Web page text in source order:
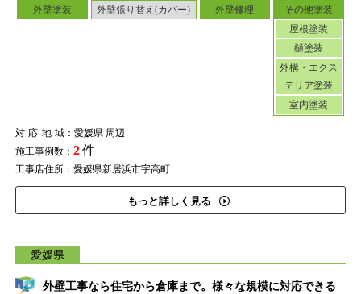
外壁塗装 外壁張り替え(カバー) 外壁修理
その他塗装
屋根塗装
樋塗装
外構・エクス
テリア塗装
室内塗装
対応地域：愛媛県 周辺
施工事例数： 2件
工事店住所：愛媛県新居浜市宇高町
もっと詳しく見る
愛媛県
外壁工事なら住宅から倉庫まで。様々な規模に対応できる